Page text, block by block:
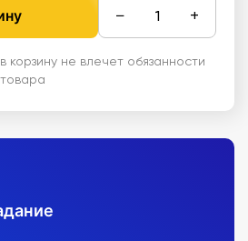
− +
корзину не влечет обязанности